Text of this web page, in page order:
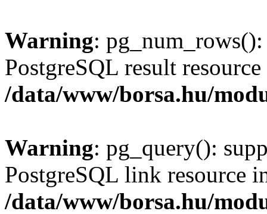
Warning:
PostgreSQL result
/data/www/borsa.hu/
Warning: pg_query():
PostgreSQL link resource
/data/www/borsa.hu/